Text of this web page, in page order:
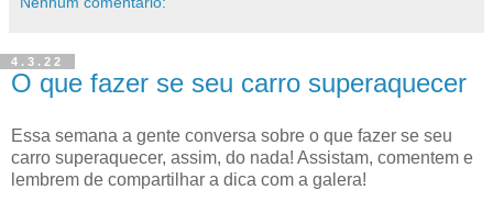
4.3.22
O que fazer se seu carro superaquecer
Essa semana a gente conversa sobre o que fazer se seu
carro superaquecer, assim, do nada! Assistam, comentem e
lembrem de compartilhar a dica com a galera!